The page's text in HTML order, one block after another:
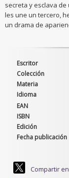
secreta y esclava
les une un tercero,
un drama de
Escritor
Colección
Materia
Idioma
EAN
ISBN
Edición
Fecha publicación
Compartir